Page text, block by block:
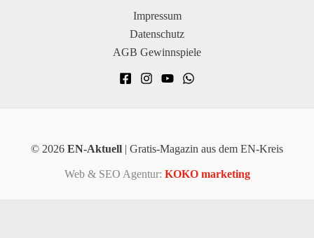
Impressum
Datenschutz
AGB Gewinnspiele
© 2026 EN-Aktuell | Gratis-Magazin aus dem EN-Kreis
Web & SEO Agentur: KOKO marketing